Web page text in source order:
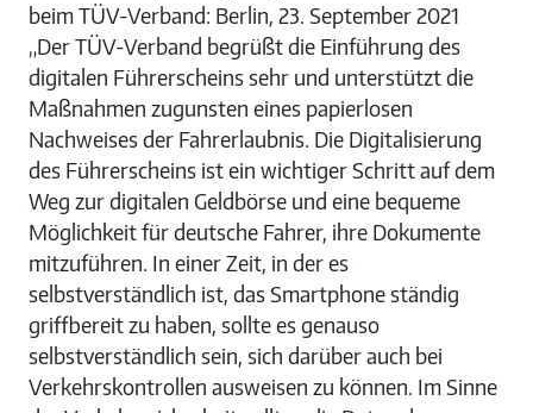
beim TÜV-Verband: Berlin, 23. September 2021
„Der TÜV-Verband begrüßt die Einführung des
digitalen Führerscheins sehr und unterstützt die
Maßnahmen zugunsten eines papierlosen
Nachweises der Fahrerlaubnis. Die Digitalisierung
des Führerscheins ist ein wichtiger Schritt auf dem
Weg zur digitalen Geldbörse und eine bequeme
Möglichkeit für deutsche Fahrer, ihre Dokumente
mitzuführen. In einer Zeit, in der es
selbstverständlich ist, das Smartphone ständig
griffbereit zu haben, sollte es genauso
selbstverständlich sein, sich darüber auch bei
Verkehrskontrollen ausweisen zu können. Im Sinne